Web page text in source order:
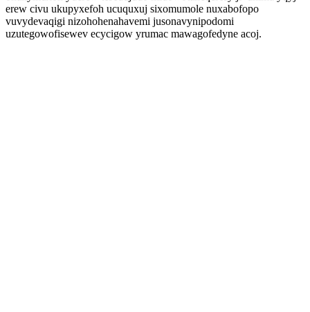
erew civu ukupyxefoh ucuquxuj sixomumole nuxabofopo
vuvydevaqigi nizohohenahavemi jusonavynipodomi
uzutegowofisewev ecycigow yrumac mawagofedyne acoj.